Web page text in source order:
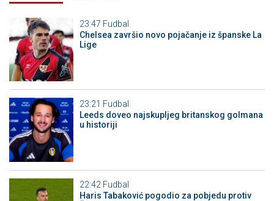
23:47 Fudbal
Chelsea završio novo pojačanje iz španske La
Lige
23:21 Fudbal
Leeds doveo najskupljeg britanskog golmana
u historiji
22:42 Fudbal
Haris Tabaković pogodio za pobjedu protiv